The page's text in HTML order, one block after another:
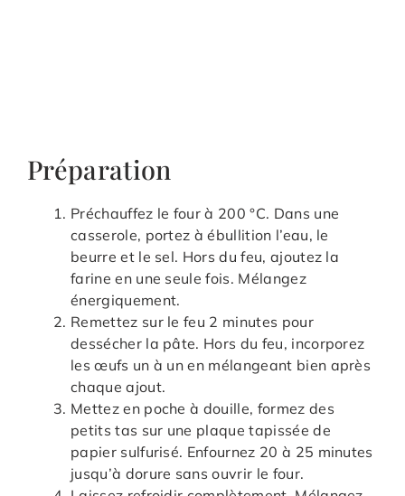
Préparation
Préchauffez le four à 200 °C. Dans une
casserole, portez à ébullition l’eau, le
beurre et le sel. Hors du feu, ajoutez la
farine en une seule fois. Mélangez
énergiquement.
Remettez sur le feu 2 minutes pour
dessécher la pâte. Hors du feu, incorporez
les œufs un à un en mélangeant bien après
chaque ajout.
Mettez en poche à douille, formez des
petits tas sur une plaque tapissée de
papier sulfurisé. Enfournez 20 à 25 minutes
jusqu’à dorure sans ouvrir le four.